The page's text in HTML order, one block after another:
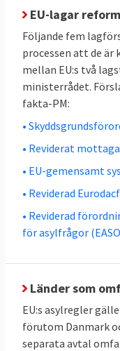
med möjlighet
tid i särskilda
Tolv veckors
Om den
villkor ska den
asylbehovet
veckor. De
transitzoner.
Tre villkor för
Den
ordning
Den
EU-lagar
Följande fem
processen att de
mellan EU:s två
ministerrådet.
fakta-PM:
•
• Reviderat
• EU-gemensamt
• Reviderad
• Reviderad
för asylfrågor
Länder som
EU:s asylregler
förutom Danmark
separata avtal